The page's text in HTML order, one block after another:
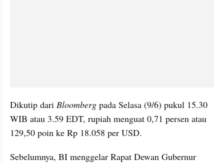
Dikutip dari Bloomberg pada Selasa (9/6) pukul 15.30
WIB atau 3.59 EDT, rupiah menguat 0,71 persen atau
129,50 poin ke Rp 18.058 per USD.
Sebelumnya, BI menggelar Rapat Dewan Gubernur